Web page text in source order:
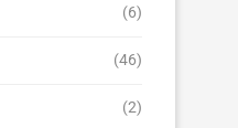
(6)
(46)
(2)